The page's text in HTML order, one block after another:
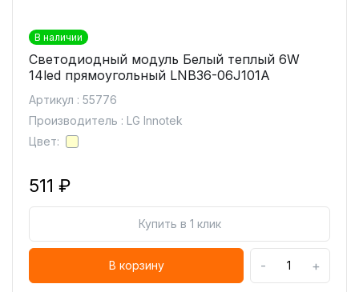
В наличии
Светодиодный модуль Белый теплый 6W
14led прямоугольный LNB36-06J101A
Артикул : 55776
Производитель : LG Innotek
Цвет:
511 ₽
Купить в 1 клик
В корзину - +